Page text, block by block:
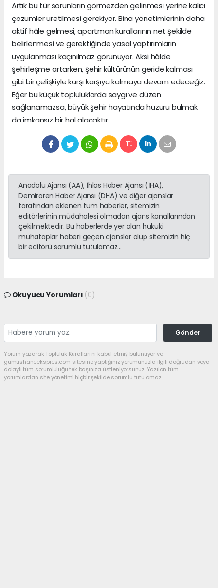
Artık bu tür sorunların görmezden gelinmesi yerine kalıcı
çözümler üretilmesi gerekiyor. Bina yönetimlerinin daha
aktif hâle gelmesi, apartman kurallarının net şekilde
belirlenmesi ve gerektiğinde yasal yaptırımların
uygulanması kaçınılmaz görünüyor. Aksi hâlde
şehirleşme artarken, şehir kültürünün geride kalması
gibi bir çelişkiyle karşı karşıya kalmaya devam edeceğiz.
Eğer bu küçük topluluklarda saygı ve düzen
sağlanamazsa, büyük şehir hayatında huzuru bulmak
da imkansız bir hal alacaktır.
Anadolu Ajansı (AA), İhlas Haber Ajansı (İHA),
Demirören Haber Ajansı (DHA) ve diğer ajanslar
tarafından eklenen tüm haberler, sitemizin
editörlerinin müdahalesi olmadan ajans kanallarından
çekilmektedir. Bu haberlerde yer alan hukuki
muhataplar haberi geçen ajanslar olup sitemizin hiç
bir editörü sorumlu tutulamaz...
Okuyucu Yorumları (0)
Gönder
Yorum yazarak Topluluk Kuralları’nı kabul etmiş bulunuyor ve
gumushaneekspres.com sitesine yaptığınız yorumunuzla ilgili doğrudan veya
dolaylı tüm sorumluluğu tek başınıza üstleniyorsunuz. Yazılan tüm
yorumlardan site yönetimi hiçbir şekilde sorumlu tutulamaz.